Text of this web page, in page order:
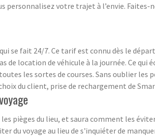
votre trajet à l’envie. Faites-
se fait 24/7. Ce tarif est connu dès le
location de véhicule à la journée. Ce qui
les sortes de courses. Sans oublier
du client, prise de rechargement de
pièges du lieu, et saura comment les
voyage au lieu de s'inquiéter de